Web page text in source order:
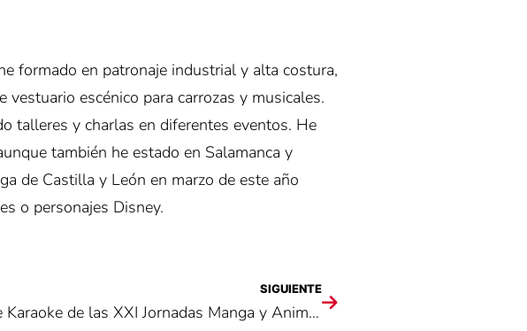
formado en patronaje industrial y alta costura,
escénico para carrozas y musicales.
talleres y charlas en diferentes eventos. He
también he estado en Salamanca y
de Castilla y León en marzo de este año
o personajes Disney.
SIGUIENTE
Jurado del concurso de Karaoke de las XXI Jornadas Manga y Anime de Motsukora